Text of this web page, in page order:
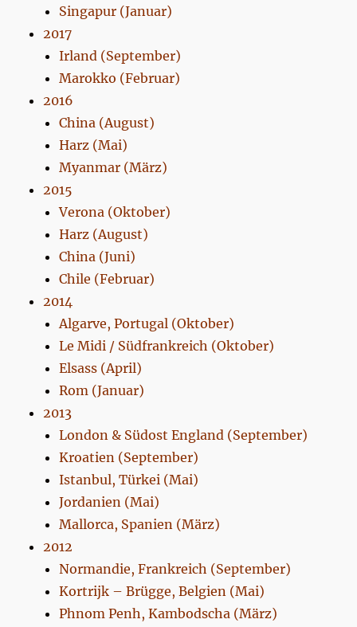
Singapur (Januar)
2017
Irland (September)
Marokko (Februar)
2016
China (August)
Harz (Mai)
Myanmar (März)
2015
Verona (Oktober)
Harz (August)
China (Juni)
Chile (Februar)
2014
Algarve, Portugal (Oktober)
Le Midi / Südfrankreich (Oktober)
Elsass (April)
Rom (Januar)
2013
London & Südost England (September)
Kroatien (September)
Istanbul, Türkei (Mai)
Jordanien (Mai)
Mallorca, Spanien (März)
2012
Normandie, Frankreich (September)
Kortrijk – Brügge, Belgien (Mai)
Phnom Penh, Kambodscha (März)